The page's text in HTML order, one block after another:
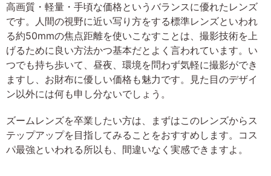
高画質・軽量・手頃な価格というバランスに優れたレンズ
です。人間の視野に近い写り方をする標準レンズといわれ
る約50mmの焦点距離を使いこなすことは、撮影技術を上
げるために良い方法かつ基本だとよく言われています。い
つでも持ち歩いて、昼夜、環境を問わず気軽に撮影ができ
ますし、お財布に優しい価格も魅力です。見た目のデザイ
ン以外には何も申し分ないでしょう。
ズームレンズを卒業したい方は、まずはこのレンズからス
テップアップを目指してみることをおすすめします。コス
パ最強といわれる所以も、間違いなく実感できますよ。